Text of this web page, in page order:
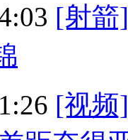
[射箭
[视频